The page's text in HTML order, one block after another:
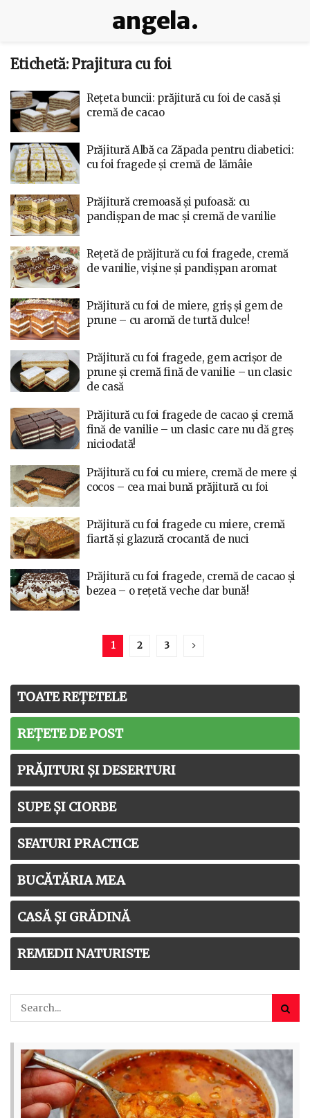
angela.
Etichetă: Prajitura cu foi
Rețeta buncii: prăjitură cu foi de casă și
cremă de cacao
Prăjitură Albă ca Zăpada pentru diabetici:
cu foi fragede și cremă de lămâie
Prăjitură cremoasă și pufoasă: cu
pandișpan de mac și cremă de vanilie
Rețetă de prăjitură cu foi fragede, cremă
de vanilie, vișine și pandișpan aromat
Prăjitură cu foi de miere, griș și gem de
prune – cu aromă de turtă dulce!
Prăjitură cu foi fragede, gem acrișor de
prune și cremă fină de vanilie – un clasic
de casă
Prăjitură cu foi fragede de cacao și cremă
fină de vanilie – un clasic care nu dă greș
niciodată!
Prăjitură cu foi cu miere, cremă de mere și
cocos – cea mai bună prăjitură cu foi
Prăjitură cu foi fragede cu miere, cremă
fiartă și glazură crocantă de nuci
Prăjitură cu foi fragede, cremă de cacao și
bezea – o rețetă veche dar bună!
1 2 3
TOATE REȚETELE
REȚETE DE POST
PRĂJITURI ȘI DESERTURI
SUPE ȘI CIORBE
SFATURI PRACTICE
BUCĂTĂRIA MEA
CASĂ ȘI GRĂDINĂ
REMEDII NATURISTE